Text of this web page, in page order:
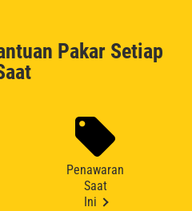
Pakar Setiap
Penawaran
Saat
Ini